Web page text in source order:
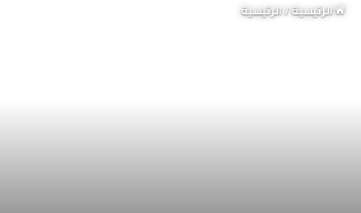
الرئيسية/الرئيسية